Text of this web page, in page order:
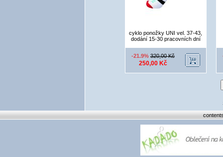
cyklo ponožky UNI vel. 37-43,
dodání 15-30 pracovních dní
-21.9% 320,00 Kč
250,00 Kč